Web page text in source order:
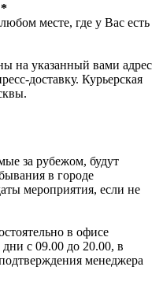
*
месте, где у Вас есть
на указанный вами адрес
доставку. Курьерская
за рубежом, будут
в городе
мероприятия, если не
в офисе
с 09.00 до 20.00, в
менеджера